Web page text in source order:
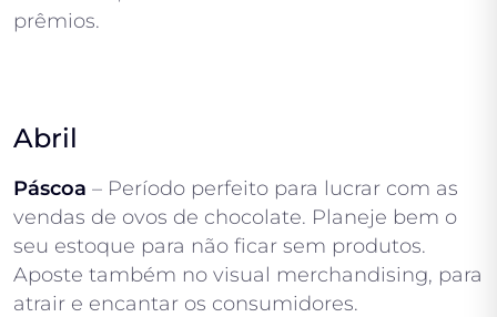
prêmios.
Abril
Páscoa – Período perfeito para lucrar com as
vendas de ovos de chocolate. Planeje bem o
seu estoque para não ficar sem produtos.
Aposte também no visual merchandising, para
atrair e encantar os consumidores.